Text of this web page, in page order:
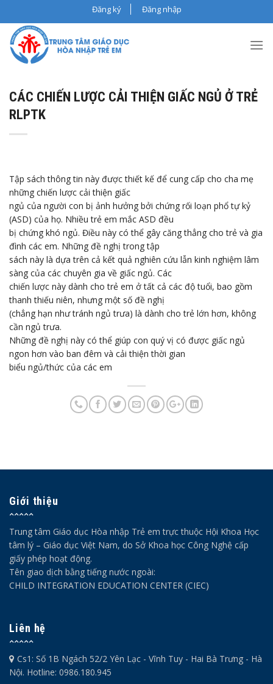
to
content
Đăng ký Đăng nhập
CÁC CHIẾN LƯỢC CẢI THIỆN GIẤC NGỦ Ở TRẺ
RLPTK
Tập sách thông tin này được thiết kế để cung cấp cho cha mẹ
những chiến lược cải thiện giấc
ngủ của người con bị ảnh hưởng bởi chứng rối loạn phổ tự kỷ
(ASD) của họ. Nhiều trẻ em mắc ASD đều
bị chứng khó ngủ. Điều này có thể gây căng thẳng cho trẻ và gia
đình các em. Những đề nghị trong tập
sách này là dựa trên cả kết quả nghiên cứu lẫn kinh nghiệm lâm
sàng của các chuyên gia về giấc ngủ. Các
chiến lược này dành cho trẻ em ở tất cả các độ tuổi, bao gồm
thanh thiếu niên, nhưng một số đề nghị
(chẳng hạn như tránh ngủ trưa) là dành cho trẻ lớn hơn, không
cần ngủ trưa.
Những đề nghị này có thể giúp con quý vị có được giấc ngủ
ngon hơn vào ban đêm và cải thiện thời gian
biểu ngủ/thức của các em
Giới thiệu
Trung tâm Giáo dục Hòa nhập Trẻ em trực thuộc Hội Khoa Học
tâm lý – Giáo dục Việt Nam, do Sở Khoa học Công Nghệ cấp
giấy phép hoạt động.
Tên giao dịch bằng tiếng nước ngoài:
CHILD INTEGRATION EDUCATION CENTER (CIEC)
Liên hệ
Cs1: Số 1B Ngách 52/2 Yên Lạc - Vĩnh Tuy - Hai Bà Trưng - Hà
Nội. Hotline: 0986.180.945